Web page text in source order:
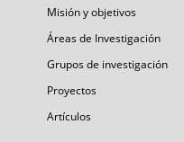
Misión y objetivos
Áreas de Investigación
Grupos de investigación
Proyectos
Artículos